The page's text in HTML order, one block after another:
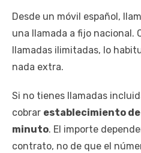
Desde un móvil español,
una llamada a fijo nacional.
llamadas ilimitadas, lo
nada extra.
Si no tienes llamadas
cobrar establecimiento
minuto. El importe
contrato, no de que el